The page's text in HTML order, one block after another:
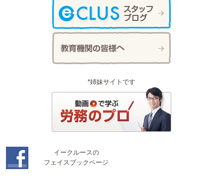
*姉妹サイトです
イークルースの
フェイスブックページ